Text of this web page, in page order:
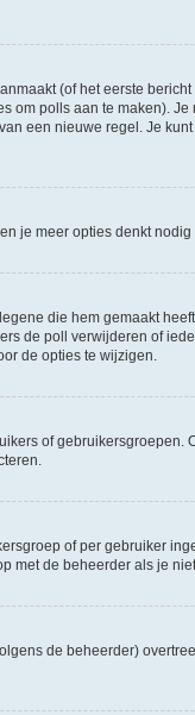
(of het eerste
om polls aan te maken).
een nieuwe regel. Je
je meer opties denkt
die hem gemaakt
de poll verwijderen of
de opties te wijzigen.
of
of per gebruiker
met de beheerder als je
de beheerder)